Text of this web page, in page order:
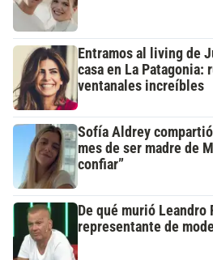
Entramos al living de
casa en La Patagonia:
ventanales increíbles
Sofía Aldrey
mes de ser madre de
confiar”
De qué murió
representante de